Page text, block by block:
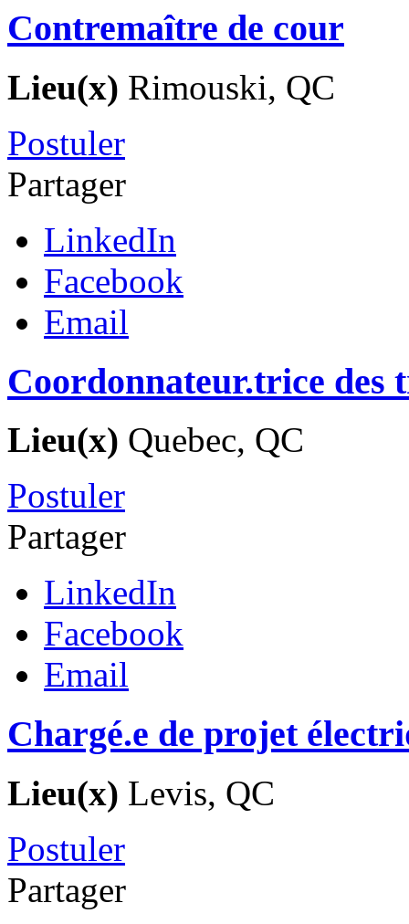
Contremaître de cour
Lieu(x) Rimouski, QC
Postuler
Partager
LinkedIn
Facebook
Email
Coordonnateur.trice des
Lieu(x) Quebec, QC
Postuler
Partager
LinkedIn
Facebook
Email
Chargé.e de projet
Lieu(x) Levis, QC
Postuler
Partager